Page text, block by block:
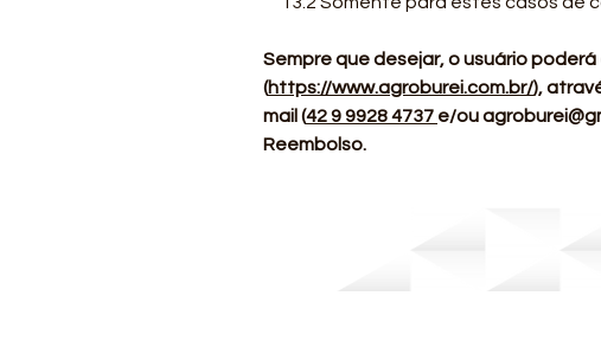
Sempre que desejar, o usuário
(https://www.agroburei.com.br/),
mail (42 9 9928 4737 e/ou
Reembolso.